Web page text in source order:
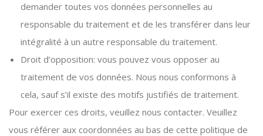
demander toutes vos données personnelles au
responsable du traitement et de les transférer dans leur
intégralité à un autre responsable du traitement.
Droit d’opposition: vous pouvez vous opposer au
traitement de vos données. Nous nous conformons à
cela, sauf s’il existe des motifs justifiés de traitement.
Pour exercer ces droits, veuillez nous contacter. Veuillez
vous référer aux coordonnées au bas de cette politique de